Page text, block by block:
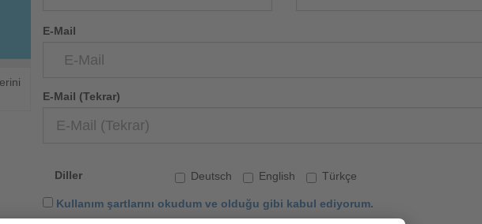
E-Mail
E-Mail (Tekrar)
Diller Deutsch English Türkçe
Kullanım şartlarını okudum ve olduğu gibi kabul ediyorum.